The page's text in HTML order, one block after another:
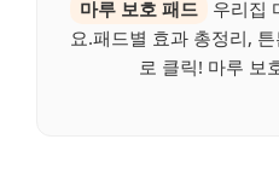
마루 보호 패드
우리집
요.패드별 효과 총정리,
로 클릭! 마루 보